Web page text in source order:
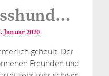
Januar 2020
geheult. Der
Freunden und